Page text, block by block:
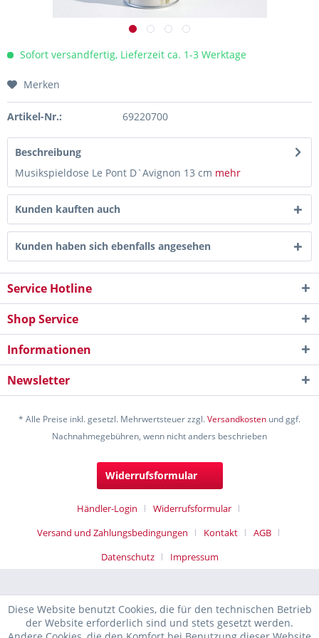
Sofort versandfertig, Lieferzeit ca. 1-3 Werktage
Merken
Artikel-Nr.: 69220700
Beschreibung
Musikspieldose Le Pont D`Avignon 13 cm mehr
Kunden kauften auch
Kunden haben sich ebenfalls angesehen
Service Hotline
Shop Service
Informationen
Newsletter
* Alle Preise inkl. gesetzl. Mehrwertsteuer zzgl.Versandkosten und ggf.
Nachnahmegebühren, wenn nicht anders beschrieben
Widerrufsformular
Händler-Login
Widerrufsformular
Versand und Zahlungsbedingungen
Kontakt
AGB
Datenschutz
Impressum
Diese Website benutzt Cookies, die für den technischen Betrieb
der Website erforderlich sind und stets gesetzt werden.